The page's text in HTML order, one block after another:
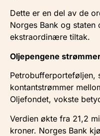
Dette er en del av de
Norges Bank og staten
ekstraordinære tiltak.
Oljepengene
Petrobufferporteføljen,
kontantstrømmer
Oljefondet, vokste
Verdien økte fra 21,2
kroner. Norges Bank